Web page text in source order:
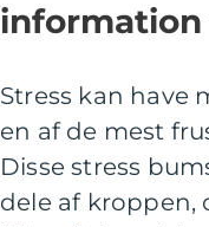
Stress kan have
en af de mest
Disse stress
dele af kroppen,